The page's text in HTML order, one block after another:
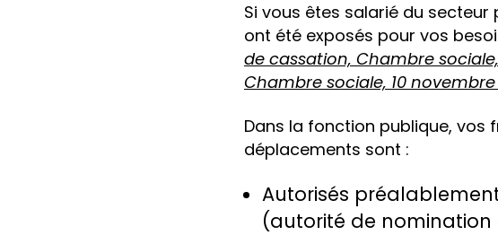
Si vous êtes salarié du
ont été exposés pour vos
de cassation, Chambre
Chambre sociale, 10 novembre
Dans la fonction publique, vos
déplacements sont :
Autorisés
(autorité de